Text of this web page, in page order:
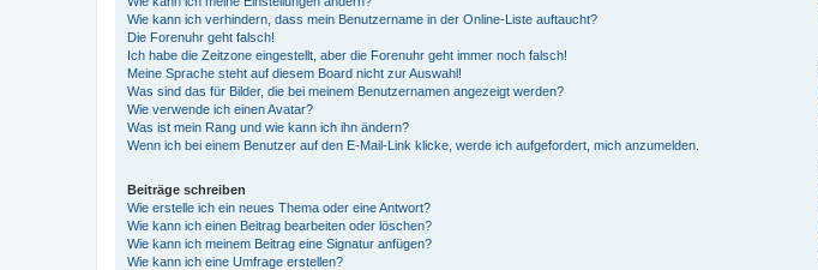
Wie kann ich verhindern, dass mein Benutzername in der Online-Liste auftaucht?
Die Forenuhr geht falsch!
Ich habe die Zeitzone eingestellt, aber die Forenuhr geht immer noch falsch!
Meine Sprache steht auf diesem Board nicht zur Auswahl!
Was sind das für Bilder, die bei meinem Benutzernamen angezeigt werden?
Wie verwende ich einen Avatar?
Was ist mein Rang und wie kann ich ihn ändern?
Wenn ich bei einem Benutzer auf den E-Mail-Link klicke, werde ich aufgefordert, mich anzumelden.
Beiträge schreiben
Wie erstelle ich ein neues Thema oder eine Antwort?
Wie kann ich einen Beitrag bearbeiten oder löschen?
Wie kann ich meinem Beitrag eine Signatur anfügen?
Wie kann ich eine Umfrage erstellen?